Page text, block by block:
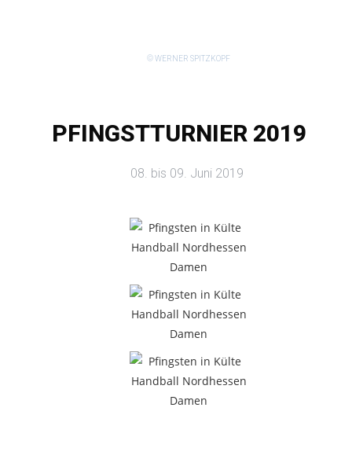
© WERNER SPITZKOPF
PFINGSTTURNIER 2019
08. bis 09. Juni 2019